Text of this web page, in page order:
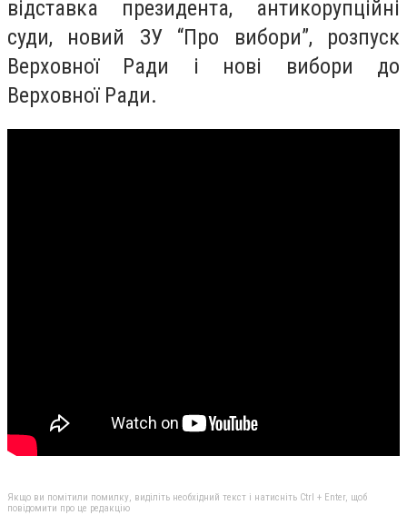
відставка президента, антикорупційні
суди, новий ЗУ “Про вибори”, розпуск
Верховної Ради і нові вибори до
Верховної Ради.
Якщо ви помітили помилку, виділіть необхідний текст і натисніть Ctrl + Enter, щоб
повідомити про це редакцію